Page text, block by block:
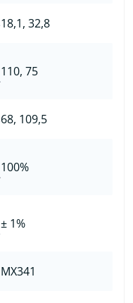
18,1, 32,8
110, 75
68, 109,5
100%
± 1%
MX341